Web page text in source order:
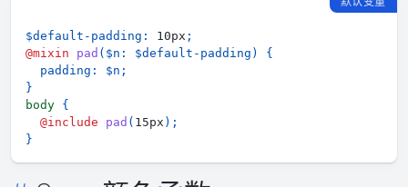
$default-padding : 10px ;
@mixin
pad ( $n : $default-padding )
{
padding : $n ;
}
body {
@include
pad ( 15px ) ;
}